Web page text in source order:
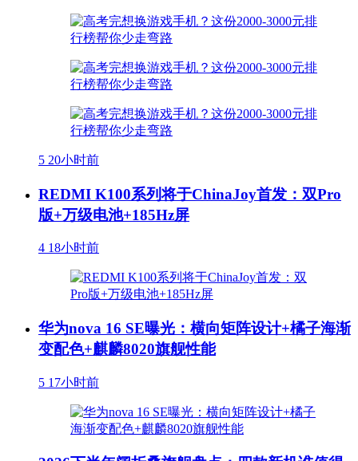
5 20小时前
REDMI K100系列将于ChinaJoy首发：双Pro
版+万级电池+185Hz屏
4 18小时前
华为nova 16 SE曝光：横向矩阵设计+橘子海渐
变配色+麒麟8020旗舰性能
5 17小时前